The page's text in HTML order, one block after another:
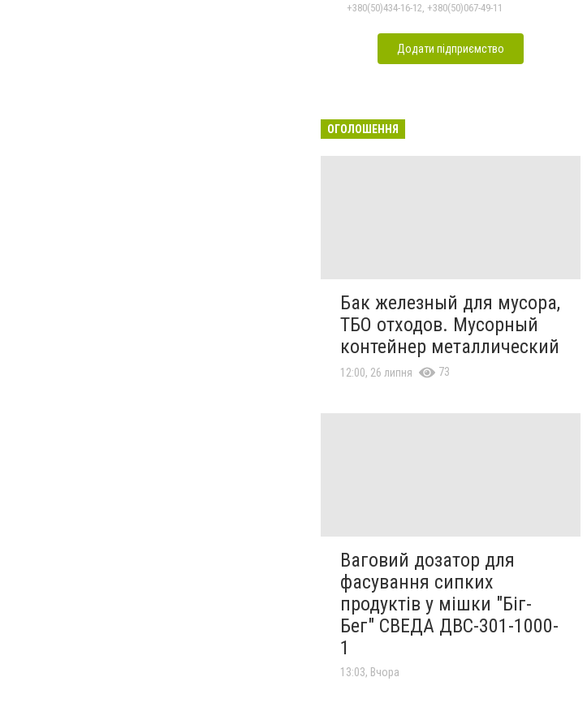
+380(50)434-16-12, +380(50)067-49-11
Додати підприємство
ОГОЛОШЕННЯ
Бак железный для мусора,
ТБО отходов. Мусорный
контейнер металлический
12:00, 26 липня 73
Ваговий дозатор для
фасування сипких
продуктів у мішки "Біг-
Бег" СВЕДА ДВС-301-1000-
1
13:03, Вчора